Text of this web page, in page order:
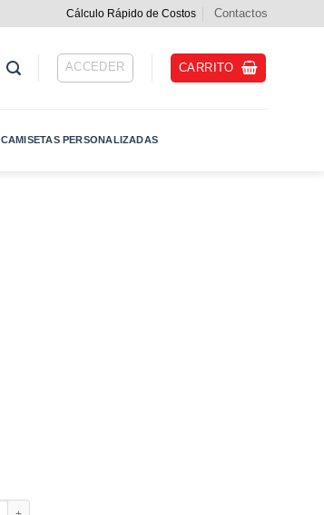
Cálculo Rápido de Costos Contactos
ACCEDER CARRITO
CAMISETAS PERSONALIZADAS